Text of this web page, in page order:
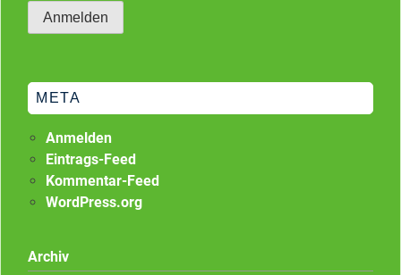
META
Anmelden
Eintrags-Feed
Kommentar-Feed
WordPress.org
Archiv